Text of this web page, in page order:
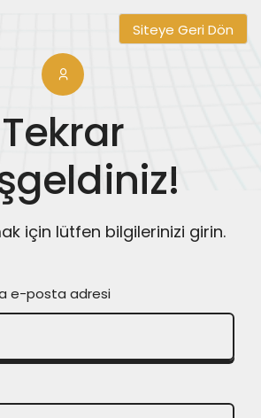
Siteye Geri Dön
Tekrar
için lütfen bilgilerinizi girin.
e-posta adresi